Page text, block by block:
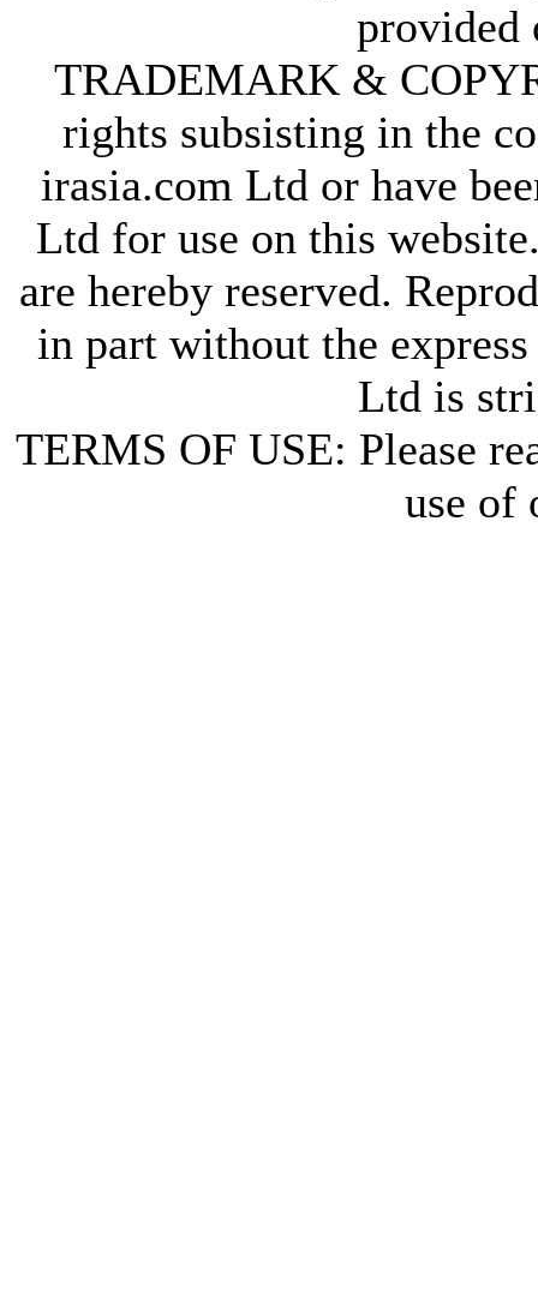
provided
TRADEMARK &
rights subsisting in the
irasia.com Ltd or have
Ltd for use on this
are hereby reserved.
in part without the
Ltd is
TERMS OF USE: Please
use of